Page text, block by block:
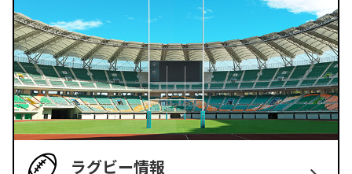
ラグビー情報